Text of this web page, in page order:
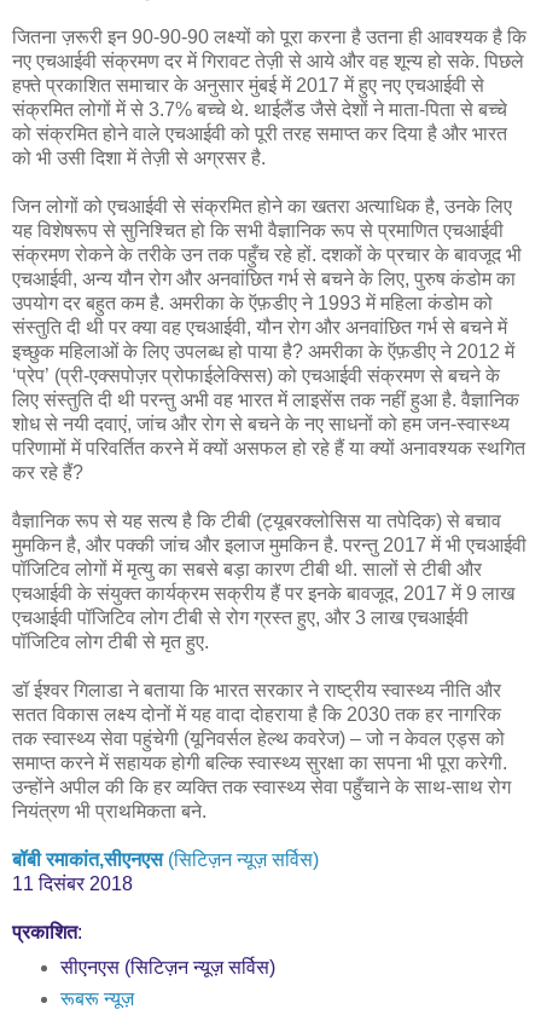
जितना ज़रूरी इन 90-90-90 लक्ष्यों को पूरा करना है उतना ही आवश्यक है कि
नए एचआईवी संक्रमण दर में गिरावट तेज़ी से आये और वह शून्य हो सके. पिछले
हफ्ते प्रकाशित समाचार के अनुसार मुंबई में 2017 में हुए नए एचआईवी से
संक्रमित लोगों में से 3.7% बच्चे थे. थाईलैंड जैसे देशों ने माता-पिता से बच्चे
को संक्रमित होने वाले एचआईवी को पूरी तरह समाप्त कर दिया है और भारत
को भी उसी दिशा में तेज़ी से अग्रसर है.
जिन लोगों को एचआईवी से संक्रमित होने का खतरा अत्याधिक है, उनके लिए
यह विशेषरूप से सुनिश्चित हो कि सभी वैज्ञानिक रूप से प्रमाणित एचआईवी
संक्रमण रोकने के तरीके उन तक पहुँच रहे हों. दशकों के प्रचार के बावजूद भी
एचआईवी, अन्य यौन रोग और अनवांछित गर्भ से बचने के लिए, पुरुष कंडोम का
उपयोग दर बहुत कम है. अमरीका के ऍफ़डीए ने 1993 में महिला कंडोम को
संस्तुति दी थी पर क्या वह एचआईवी, यौन रोग और अनवांछित गर्भ से बचने में
इच्छुक महिलाओं के लिए उपलब्ध हो पाया है? अमरीका के ऍफ़डीए ने 2012 में
‘प्रेप’ (प्री-एक्सपोज़र प्रोफाईलेक्सिस) को एचआईवी संक्रमण से बचने के
लिए संस्तुति दी थी परन्तु अभी वह भारत में लाइसेंस तक नहीं हुआ है. वैज्ञानिक
शोध से नयी दवाएं, जांच और रोग से बचने के नए साधनों को हम जन-स्वास्थ्य
परिणामों में परिवर्तित करने में क्यों असफल हो रहे हैं या क्यों अनावश्यक स्थगित
कर रहे हैं?
वैज्ञानिक रूप से यह सत्य है कि टीबी (ट्यूबरक्लोसिस या तपेदिक) से बचाव
मुमकिन है, और पक्की जांच और इलाज मुमकिन है. परन्तु 2017 में भी एचआईवी
पॉजिटिव लोगों में मृत्यु का सबसे बड़ा कारण टीबी थी. सालों से टीबी और
एचआईवी के संयुक्त कार्यक्रम सक्रीय हैं पर इनके बावजूद, 2017 में 9 लाख
एचआईवी पॉजिटिव लोग टीबी से रोग ग्रस्त हुए, और 3 लाख एचआईवी
पॉजिटिव लोग टीबी से मृत हुए.
डॉ ईश्वर गिलाडा ने बताया कि भारत सरकार ने राष्ट्रीय स्वास्थ्य नीति और
सतत विकास लक्ष्य दोनों में यह वादा दोहराया है कि 2030 तक हर नागरिक
तक स्वास्थ्य सेवा पहुंचेगी (यूनिवर्सल हेल्थ कवरेज) – जो न केवल एड्स को
समाप्त करने में सहायक होगी बल्कि स्वास्थ्य सुरक्षा का सपना भी पूरा करेगी.
उन्होंने अपील की कि हर व्यक्ति तक स्वास्थ्य सेवा पहुँचाने के साथ-साथ रोग
नियंत्रण भी प्राथमिकता बने.
बॉबी रमाकांत,सीएनएस (सिटिज़न न्यूज़ सर्विस)
11 दिसंबर 2018
प्रकाशित:
सीएनएस (सिटिज़न न्यूज़ सर्विस)
रूबरू न्यूज़